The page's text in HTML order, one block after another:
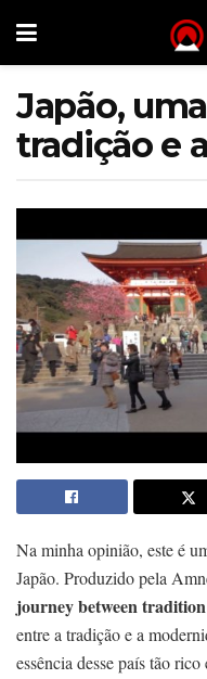
Japão,
tradição e
Na minha opinião, este é
Japão. Produzido pela
journey between
entre a tradição e a
essência desse país tão